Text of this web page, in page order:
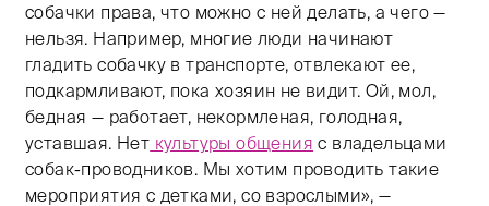
собачки права, что можно с ней делать, а чего —
нельзя. Например, многие люди начинают
гладить собачку в транспорте, отвлекают ее,
подкармливают, пока хозяин не видит. Ой, мол,
бедная — работает, некормленая, голодная,
уставшая. Нет культуры общения с владельцами
собак-проводников. Мы хотим проводить такие
мероприятия с детками, со взрослыми», —